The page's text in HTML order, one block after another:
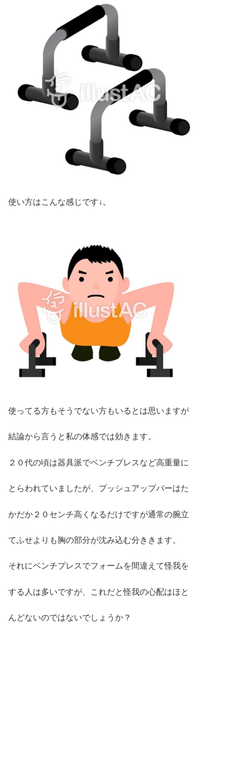
使い方はこんな感じです↓。
使ってる方もそうでない方もいるとは思いますが
結論から言うと私の体感では効きます。
２０代の頃は器具派でベンチプレスなど高重量に
とらわれていましたが、プッシュアップバーはた
かだか２０センチ高くなるだけですが通常の腕立
てふせよりも胸の部分が沈み込む分ききます。
それにベンチプレスでフォームを間違えて怪我を
する人は多いですが、これだと怪我の心配はほと
んどないのではないでしょうか？